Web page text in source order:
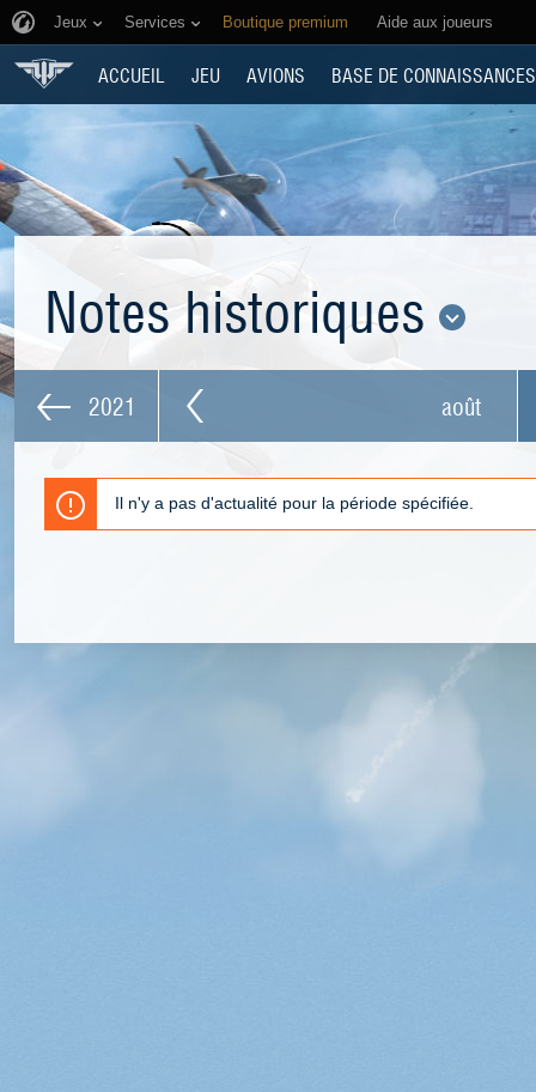
Jeux Services Boutique premium Aide aux joueurs
ACCUEIL JEU AVIONS BASE DE CONNAISSANCES
Notes historiques
2021 août
Il n'y a pas d'actualité pour la période spécifiée.